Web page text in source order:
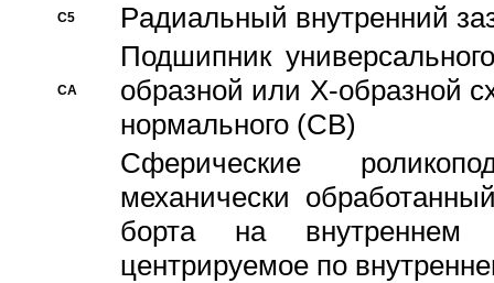
C5 Pадиальный внутренний
CA
Подшипник
образной или Х-образной
нормального (CB)
Сферические
механически
борта на внутреннем
центрируемое по